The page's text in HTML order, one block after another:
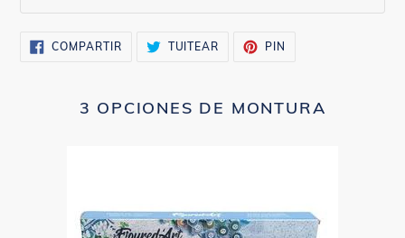
COMPARTIRCOMPARTIR
EN
TUITEAR TUITEARPIN
3 OPCIONES DE MONTURA